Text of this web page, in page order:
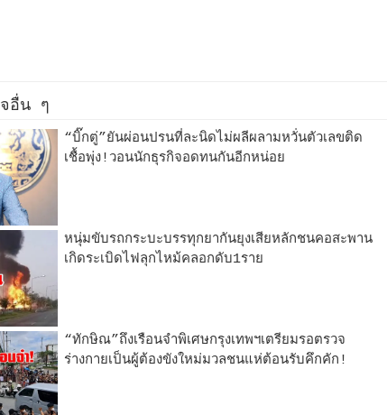
จอื่น ๆ
“บิ๊กตู่”ยันผ่อนปรนที่ละนิดไม่ผลีผลามหวั่นตัวเลขติด
เชื้อพุ่ง!วอนนักธุรกิจอดทนกันอีกหน่อย
หนุ่มขับรถกระบะบรรทุกยากันยุงเสียหลักชนคอสะพาน
เกิดระเบิดไฟลุกไหม้คลอกดับ1ราย
“ทักษิณ”ถึงเรือนจำพิเศษกรุงเทพฯเตรียมรอตรวจ
ร่างกายเป็นผู้ต้องขังใหม่มวลชนแห่ต้อนรับคึกคัก!